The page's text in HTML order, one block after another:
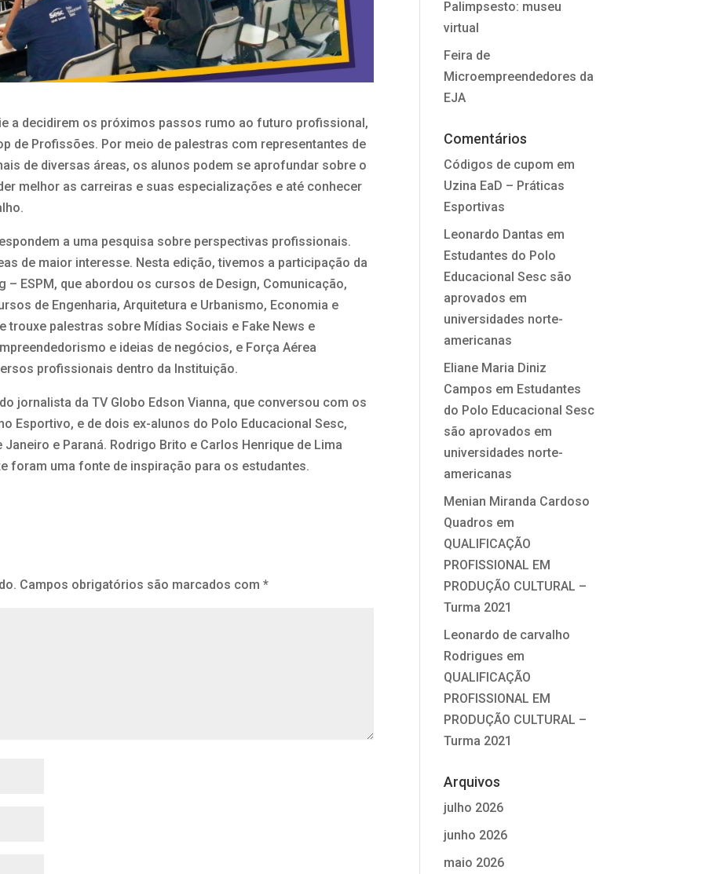
a decidirem os próximos passos rumo ao futuro profissional,
de Profissões. Por meio de palestras com representantes de
de diversas áreas, os alunos podem se aprofundar sobre o
melhor as carreiras e suas especializações e até conhecer
a uma pesquisa sobre perspectivas profissionais.
de maior interesse. Nesta edição, tivemos a participação da
– ESPM, que abordou os cursos de Design, Comunicação,
de Engenharia, Arquitetura e Urbanismo, Economia e
trouxe palestras sobre Mídias Sociais e Fake News e
e ideias de negócios, e Força Aérea
profissionais dentro da Instituição.
jornalista da TV Globo Edson Vianna, que conversou com os
Esportivo, e de dois ex-alunos do Polo Educacional Sesc,
e Paraná. Rodrigo Brito e Carlos Henrique de Lima
foram uma fonte de inspiração para os estudantes.
Campos obrigatórios são marcados com*
Palimpsesto: museu
virtual
Feira de
Microempreendedores da
EJA
Comentários
Códigos de cupom em
Uzina EaD – Práticas
Esportivas
Leonardo Dantas em
Estudantes do Polo
Educacional Sesc são
aprovados em
universidades norte-
americanas
Eliane Maria Diniz
Campos em Estudantes
do Polo Educacional Sesc
são aprovados em
universidades norte-
americanas
Menian Miranda Cardoso
Quadros em
QUALIFICAÇÃO
PROFISSIONAL EM
PRODUÇÃO CULTURAL –
Turma 2021
Leonardo de carvalho
Rodrigues em
QUALIFICAÇÃO
PROFISSIONAL EM
PRODUÇÃO CULTURAL –
Turma 2021
Arquivos
julho 2026
junho 2026
maio 2026